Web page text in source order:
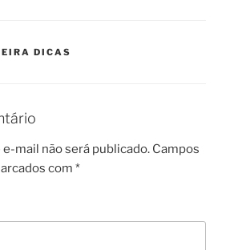
DICAS
mail não será publicado. Campos
com *